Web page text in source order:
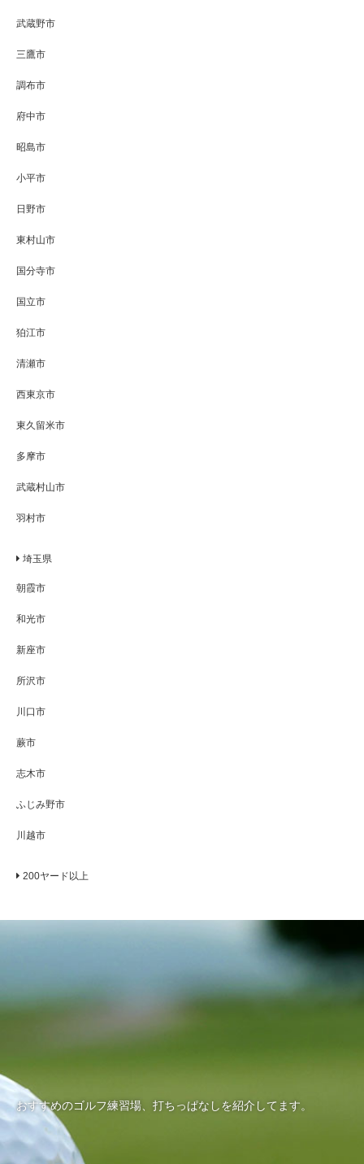
武蔵野市
三鷹市
調布市
府中市
昭島市
小平市
日野市
東村山市
国分寺市
国立市
狛江市
清瀬市
西東京市
東久留米市
多摩市
武蔵村山市
羽村市
埼玉県
朝霞市
和光市
新座市
所沢市
川口市
蕨市
志木市
ふじみ野市
川越市
200ヤード以上
おすすめのゴルフ練習場、打ちっぱなしを紹介してます。